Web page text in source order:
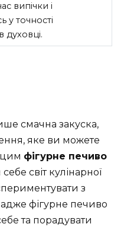
випічки і
у точності
духовці.
смачна закуска,
яке ви можете
цим фігурне печиво
світ кулінарної
з
фігурне печиво
та порадувати